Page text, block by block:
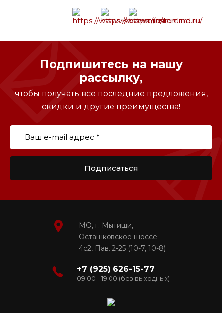
Подпишитесь на нашу
рассылку,
чтобы получать все последние предложения,
скидки и другие преимущества!
Подписаться
МО, г. Мытищи,
Осташковское шоссе
4с2, Пав. 2-25 (10-7, 10-8)
+7 (925) 626-15-77
09:00 - 19:00 (без выходных)